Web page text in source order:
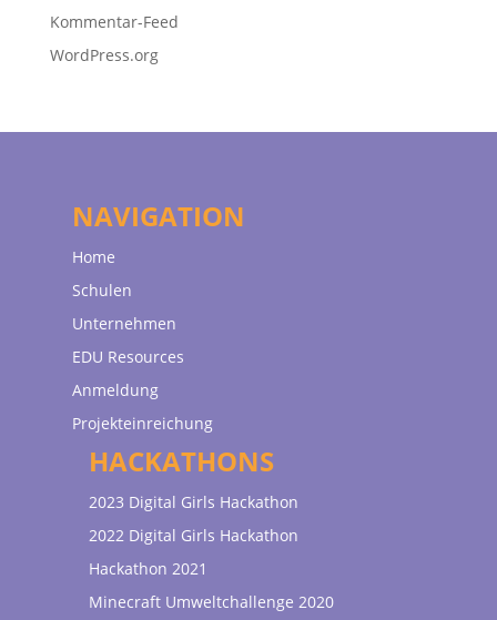
Kommentar-Feed
WordPress.org
NAVIGATION
Home
Schulen
Unternehmen
EDU Resources
Anmeldung
Projekteinreichung
HACKATHONS
2023 Digital Girls Hackathon
2022 Digital Girls Hackathon
Hackathon 2021
Minecraft Umweltchallenge 2020